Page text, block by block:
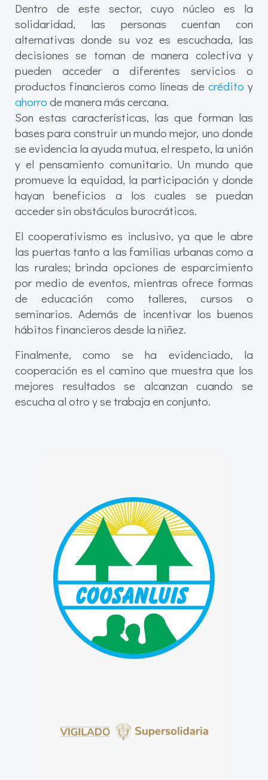
Dentro de este sector, cuyo núcleo es la
solidaridad, las personas cuentan con
alternativas donde su voz es escuchada, las
decisiones se toman de manera colectiva y
pueden acceder a diferentes servicios o
productos financieros como líneas de crédito y
ahorro de manera más cercana.
Son estas características, las que forman las
bases para construir un mundo mejor, uno donde
se evidencia la ayuda mutua, el respeto, la unión
y el pensamiento comunitario. Un mundo que
promueve la equidad, la participación y donde
hayan beneficios a los cuales se puedan
acceder sin obstáculos burocráticos.
El cooperativismo es inclusivo, ya que le abre
las puertas tanto a las familias urbanas como a
las rurales; brinda opciones de esparcimiento
por medio de eventos, mientras ofrece formas
de educación como talleres, cursos o
seminarios. Además de incentivar los buenos
hábitos financieros desde la niñez.
Finalmente, como se ha evidenciado, la
cooperación es el camino que muestra que los
mejores resultados se alcanzan cuando se
escucha al otro y se trabaja en conjunto.